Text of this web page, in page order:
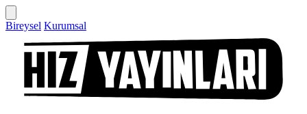
Bireysel Kurumsal